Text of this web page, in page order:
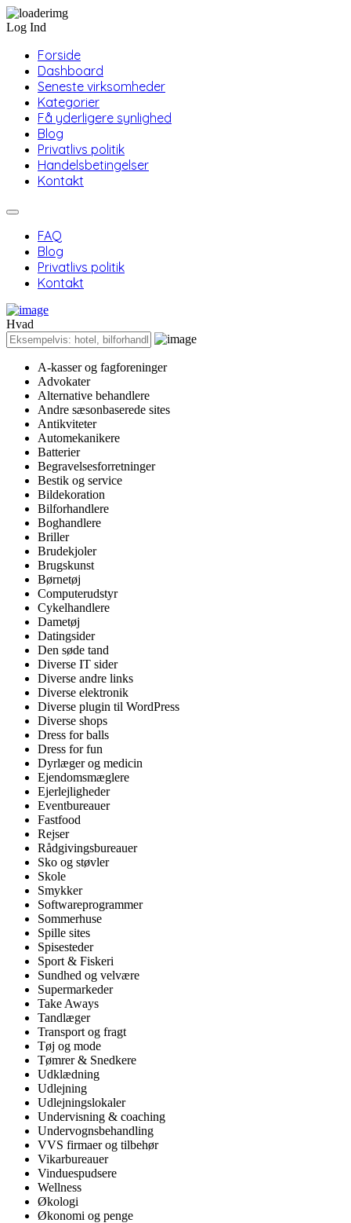
Log Ind
Forside
Dashboard
Seneste virksomheder
Kategorier
Få yderligere synlighed
Blog
Privatlivs politik
Handelsbetingelser
Kontakt
FAQ
Blog
Privatlivs politik
Kontakt
Hvad
A-kasser og fagforeninger
Advokater
Alternative behandlere
Andre sæsonbaserede sites
Antikviteter
Automekanikere
Batterier
Begravelsesforretninger
Bestik og service
Bildekoration
Bilforhandlere
Boghandlere
Briller
Brudekjoler
Brugskunst
Børnetøj
Computerudstyr
Cykelhandlere
Dametøj
Datingsider
Den søde tand
Diverse IT sider
Diverse andre links
Diverse elektronik
Diverse plugin til WordPress
Diverse shops
Dress for balls
Dress for fun
Dyrlæger og medicin
Ejendomsmæglere
Ejerlejligheder
Eventbureauer
Fastfood
Rejser
Rådgivingsbureauer
Sko og støvler
Skole
Smykker
Softwareprogrammer
Sommerhuse
Spille sites
Spisesteder
Sport & Fiskeri
Sundhed og velvære
Supermarkeder
Take Aways
Tandlæger
Transport og fragt
Tøj og mode
Tømrer & Snedkere
Udklædning
Udlejning
Udlejningslokaler
Undervisning & coaching
Undervognsbehandling
VVS firmaer og tilbehør
Vikarbureauer
Vinduespudsere
Wellness
Økologi
Økonomi og penge